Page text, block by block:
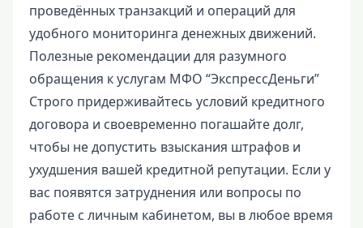
проведённых транзакций и операций для
удобного мониторинга денежных движений.
Полезные рекомендации для разумного
обращения к услугам МФО “ЭкспрессДеньги”
Строго придерживайтесь условий кредитного
договора и своевременно погашайте долг,
чтобы не допустить взыскания штрафов и
ухудшения вашей кредитной репутации. Если у
вас появятся затруднения или вопросы по
работе с личным кабинетом, вы в любое время